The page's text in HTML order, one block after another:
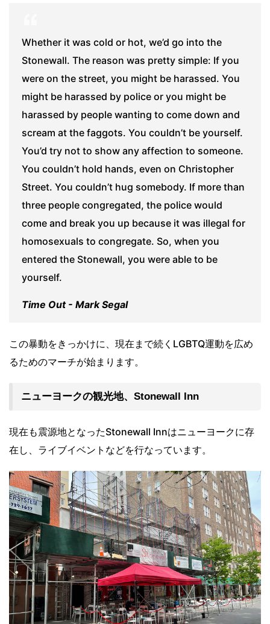
Whether it was cold or hot, we’d go into the
Stonewall. The reason was pretty simple: If you
were on the street, you might be harassed. You
might be harassed by police or you might be
harassed by people wanting to come down and
scream at the faggots. You couldn’t be yourself.
You’d try not to show any affection to someone.
You couldn’t hold hands, even on Christopher
Street. You couldn’t hug somebody. If more than
three people congregated, the police would
come and break you up because it was illegal for
homosexuals to congregate. So, when you
entered the Stonewall, you were able to be
yourself.
Time Out - Mark Segal
この暴動をきっかけに、現在まで続くLGBTQ運動を広め
るためのマーチが始まります。
ニューヨークの観光地、Stonewall Inn
現在も震源地となったStonewall Innはニューヨークに存
在し、ライブイベントなどを行なっています。